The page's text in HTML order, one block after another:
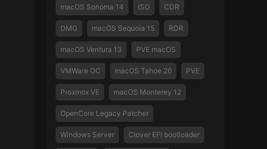
macOS Sonoma 14 ISO CDR
DMG macOS Sequoia 15 RDR
macOS Ventura 13 PVE macOS
VMWare OC macOS Tahoe 26 PVE
Proxmox VE macOS Monterey 12
OpenCore Legacy Patcher
Windows Server Clover EFI bootloader